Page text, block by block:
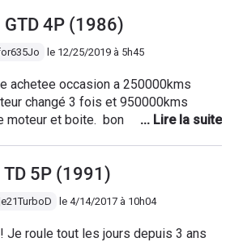
bloc moteur 2,1. Certes, elle n'est
première d'une voiture c'est de
temps. Pas d'électronique, peu
! pas de pannes !! Merci aux écolos
de circuler avec !! soi disant qu'elles
mêmes bobos qui achètent tout
GTD 4P (1986)
le 12/25/2019 à 5h45
achetee occasion a 250000kms
changé 3 fois et 950000kms
moteur et boite. bon vehicule mais la
portes serrures fuite eau ...la 18 ou
son million de kms sans broncher.
TD 5P (1991)
le 4/14/2017 à 10h04
Je roule tout les jours depuis 3 ans